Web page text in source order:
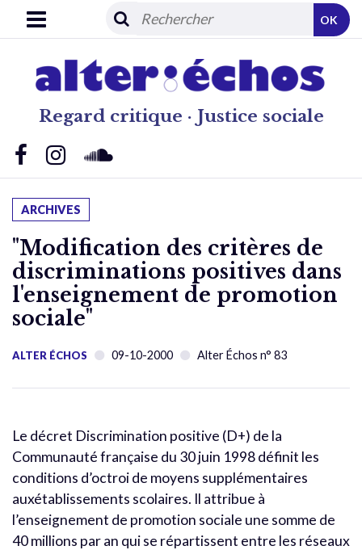
Regard critique · Justice sociale
OK
ARCHIVES
"Modification des critères de
discriminations positives dans
l'enseignement de promotion
sociale"
ALTER ÉCHOS 09-10-2000 Alter Échos n° 83
Le décret Discrimination positive (D+) de la
Communauté française du 30 juin 1998 définit les
conditions d’octroi de moyens supplémentaires
auxétablissements scolaires. Il attribue à
l’enseignement de promotion sociale une somme de
40 millions par an qui se répartissent entre les réseaux